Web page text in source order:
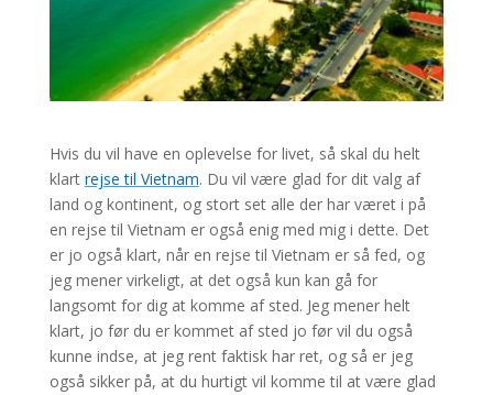
Hvis du vil have en oplevelse for livet, så skal du helt
klart rejse til Vietnam. Du vil være glad for dit valg af
land og kontinent, og stort set alle der har været i på
en rejse til Vietnam er også enig med mig i dette. Det
er jo også klart, når en rejse til Vietnam er så fed, og
jeg mener virkeligt, at det også kun kan gå for
langsomt for dig at komme af sted. Jeg mener helt
klart, jo før du er kommet af sted jo før vil du også
kunne indse, at jeg rent faktisk har ret, og så er jeg
også sikker på, at du hurtigt vil komme til at være glad